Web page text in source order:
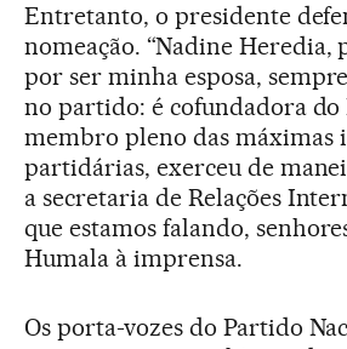
Entretanto, o presidente
nomeação. “Nadine
por ser minha esposa,
no partido: é cofundadora do
membro pleno das máximas
partidárias, exerceu de
a secretaria de Relações
que estamos falando,
Humala à imprensa.
Os porta-vozes do Partido